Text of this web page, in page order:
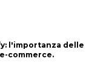
l'importanza delle
commerce.